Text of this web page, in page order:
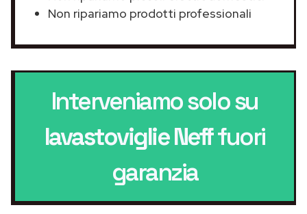
Non ripariamo prodotti professionali
Interveniamo solo su
lavastoviglie Nefffuori
garanzia